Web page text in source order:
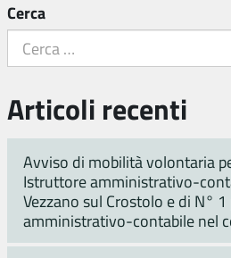
Cerca
Articoli recenti
Avviso di mobilità volontaria
Istruttore amministrativo-
Vezzano sul Crostolo e di N°
amministrativo-contabile nel